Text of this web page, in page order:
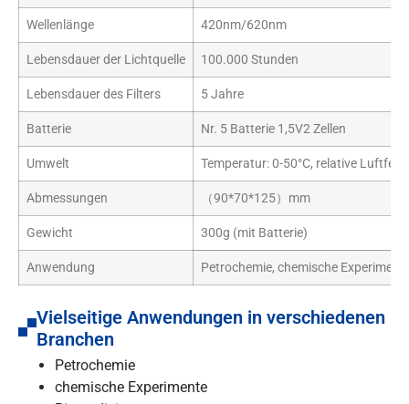
Wellenlänge 420nm/620nm
Lebensdauer der Lichtquelle 100.000 Stunden
Lebensdauer des Filters 5 Jahre
Batterie Nr. 5 Batterie 1,5V2 Zellen
Umwelt Temperatur: 0-50°C, relative
Abmessungen （90*70*125）mm
Gewicht 300g (mit Batterie)
Anwendung Petrochemie, chemische
Vielseitige Anwendungen in verschiedenen
Branchen
Petrochemie
chemische Experimente